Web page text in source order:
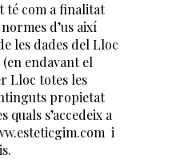
té com a finalitat
d’us així
les dades del Lloc
endavant el
Lloc totes les
propietat
quals s’accedeix a
i